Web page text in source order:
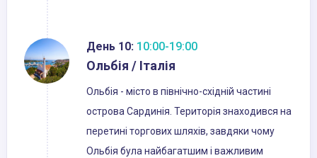
День 10: 10:00-19:00
Ольбія / Італія
Ольбія - місто в північно-східній частині
острова Сардинія. Територія знаходився на
перетині торгових шляхів, завдяки чому
Ольбія була найбагатшим і важливим